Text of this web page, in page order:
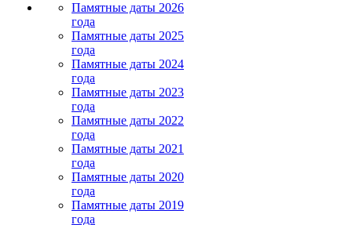
Памятные даты 2026
года
Памятные даты 2025
года
Памятные даты 2024
года
Памятные даты 2023
года
Памятные даты 2022
года
Памятные даты 2021
года
Памятные даты 2020
года
Памятные даты 2019
года